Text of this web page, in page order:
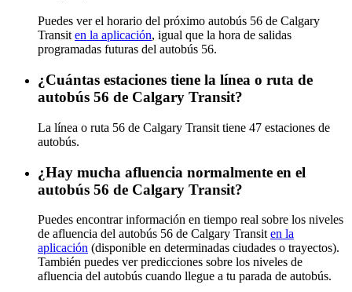
Puedes ver el horario del próximo autobús 56 de Calgary
Transit en la aplicación, igual que la hora de salidas
programadas futuras del autobús 56.
¿Cuántas estaciones tiene la línea o ruta de
autobús 56 de Calgary Transit?
La línea o ruta 56 de Calgary Transit tiene 47 estaciones de
autobús.
¿Hay mucha afluencia normalmente en el
autobús 56 de Calgary Transit?
Puedes encontrar información en tiempo real sobre los niveles
de afluencia del autobús 56 de Calgary Transit en la
aplicación (disponible en determinadas ciudades o trayectos).
También puedes ver predicciones sobre los niveles de
afluencia del autobús cuando llegue a tu parada de autobús.